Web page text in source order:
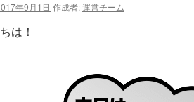
年9月1日 作成者:運営チーム
は！